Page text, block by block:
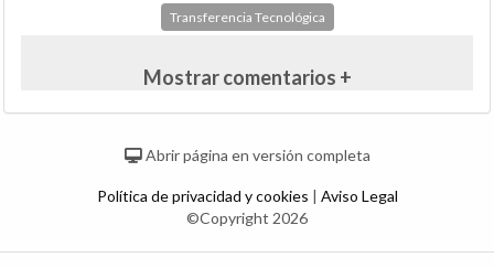
Transferencia Tecnológica
Mostrar comentarios +
Abrir página en versión completa
Política de privacidad y cookies | Aviso Legal
©Copyright 2026